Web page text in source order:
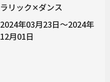
ラリック✕ダンス
2024年03月23日～2024年
12月01日